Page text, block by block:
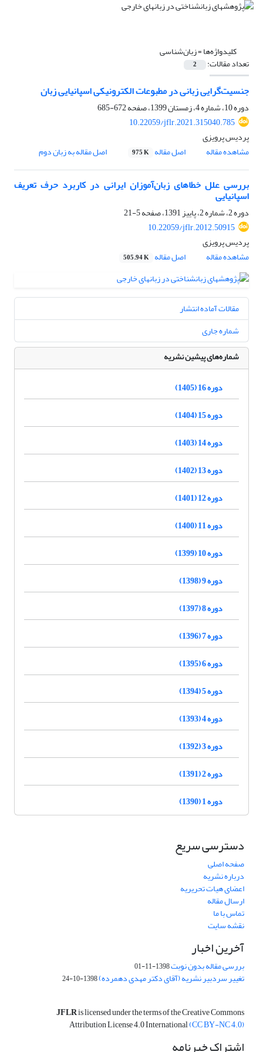
کلیدواژه‌ها =زبان‌شناسی
تعداد مقالات: 2
جنسیت‌گرایی زبانی در مطبوعات الکترونیکی اسپانیایی زبان
دوره 10، شماره 4، زمستان 1399، صفحه
672-685
10.22059/jflr.2021.315040.785
پردیس پرویزی
مشاهده مقاله
اصل مقاله 975 K اصل مقاله به زبان دوم
بررسی‌ علل‌ خطاهای زبان‌آموزان ایرانی در کاربرد حرف‌ تعریف‌
اسپانیایی
دوره 2، شماره 2، پاییز 1391، صفحه
5-21
10.22059/jflr.2012.50915
پردیس پرویزی
مشاهده مقاله
اصل مقاله 505.94 K
مقالات آماده انتشار
شماره جاری
شماره‌های پیشین نشریه
دوره 16 (1405)
دوره 15 (1404)
دوره 14 (1403)
دوره 13 (1402)
دوره 12 (1401)
دوره 11 (1400)
دوره 10 (1399)
دوره 9 (1398)
دوره 8 (1397)
دوره 7 (1396)
دوره 6 (1395)
دوره 5 (1394)
دوره 4 (1393)
دوره 3 (1392)
دوره 2 (1391)
دوره 1 (1390)
دسترسی سریع
صفحه اصلی
درباره نشریه
اعضای هیات تحریریه
ارسال مقاله
تماس با ما
نقشه سایت
آخرین اخبار
بررسی مقاله بدون نوبت1398-11-01
تغییر سردبیر نشریه (آقای دکتر مهدی دهمرده)1398-10-24
JFLRis licensed under the terms of the Creative Commons
Attribution License 4.0 International(CC BY-NC 4.0)
اشتراک خبرنامه